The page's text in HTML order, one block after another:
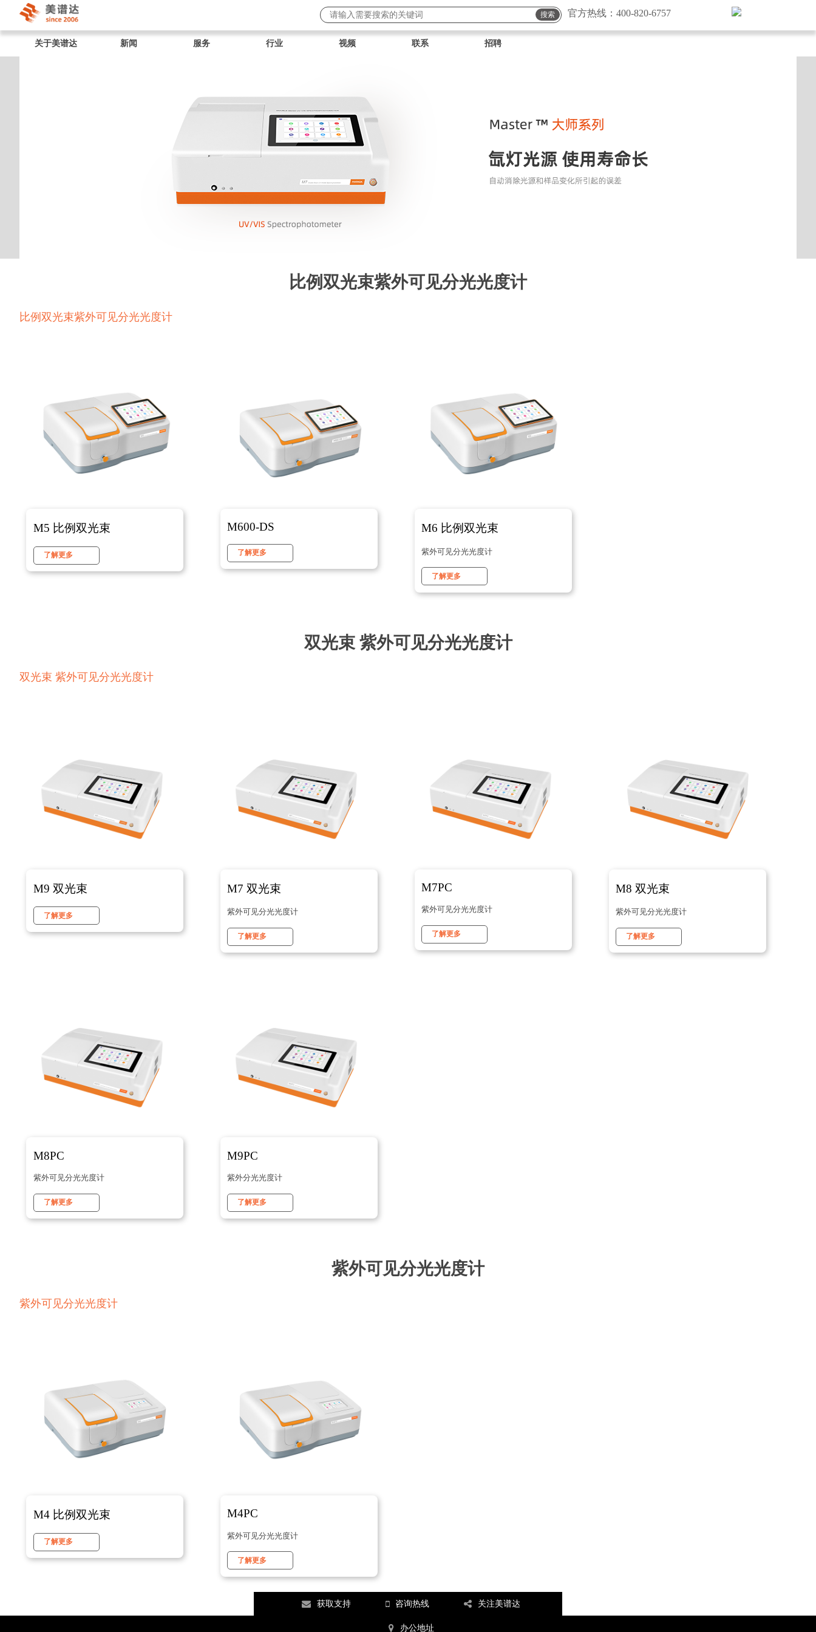
搜索 官方热线：400-820-6757
关于美谱达 新闻 服务 行业 视频 联系 招聘
比例双光束紫外可见分光光度计
比例双光束紫外可见分光光度计
M5 比例双光束
了解更多
M600-DS
了解更多
M6 比例双光束
紫外可见分光光度计
了解更多
双光束 紫外可见分光光度计
双光束 紫外可见分光光度计
M9 双光束
了解更多
M7 双光束
紫外可见分光光度计
了解更多
M7PC
紫外可见分光光度计
了解更多
M8 双光束
紫外可见分光光度计
了解更多
M8PC
紫外可见分光光度计
了解更多
M9PC
紫外分光光度计
了解更多
紫外可见分光光度计
紫外可见分光光度计
M4 比例双光束
了解更多
M4PC
紫外可见分光光度计
了解更多
获取支持 咨询热线 关注美谱达
办公地址